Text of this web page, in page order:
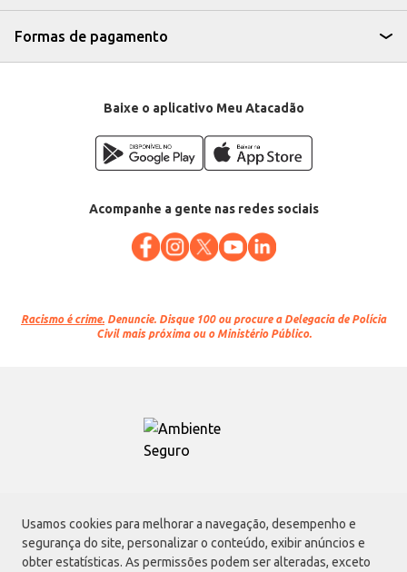
Usamos cookies para melhorar a navegação, desempenho e
segurança do site, personalizar o conteúdo, exibir anúncios e
obter estatísticas. As permissões podem ser alteradas, exceto
Formas de pagamento
Baixe o aplicativo Meu Atacadão
Acompanhe a gente nas redes sociais
Racismo é crime. Denuncie. Disque 100 ou procure a Delegacia de Polícia
Civil mais próxima ou o Ministério Público.
Atacadão S.A.
Avenida Morvan Dias de Figueiredo, 6169, Vila Maria, São Paulo - SP | CEP
02170-901 | CNPJ: 75.315.333/0001-09